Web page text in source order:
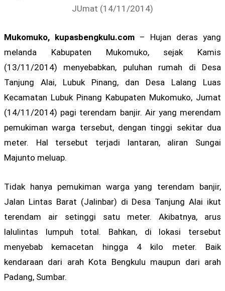
JUmat (14/11/2014)
Mukomuko, kupasbengkulu.com – Hujan deras yang
melanda Kabupaten Mukomuko, sejak Kamis
(13/11/2014) menyebabkan, puluhan rumah di Desa
Tanjung Alai, Lubuk Pinang, dan Desa Lalang Luas
Kecamatan Lubuk Pinang Kabupaten Mukomuko, Jumat
(14/11/2014) pagi terendam banjir. Air yang merendam
pemukiman warga tersebut, dengan tinggi sekitar dua
meter. Hal tersebut terjadi lantaran, aliran Sungai
Majunto meluap.
Tidak hanya pemukiman warga yang terendam banjir,
Jalan Lintas Barat (Jalinbar) di Desa Tanjung Alai ikut
terendam air setinggi satu meter. Akibatnya, arus
lalulintas lumpuh total. Bahkan, di lokasi tersebut
menyebab kemacetan hingga 4 kilo meter. Baik
kendaraan dari arah Kota Bengkulu maupun dari arah
Padang, Sumbar.